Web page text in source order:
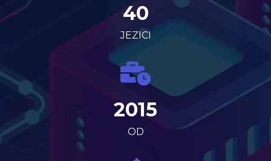
40
JEZICI
2015
OD